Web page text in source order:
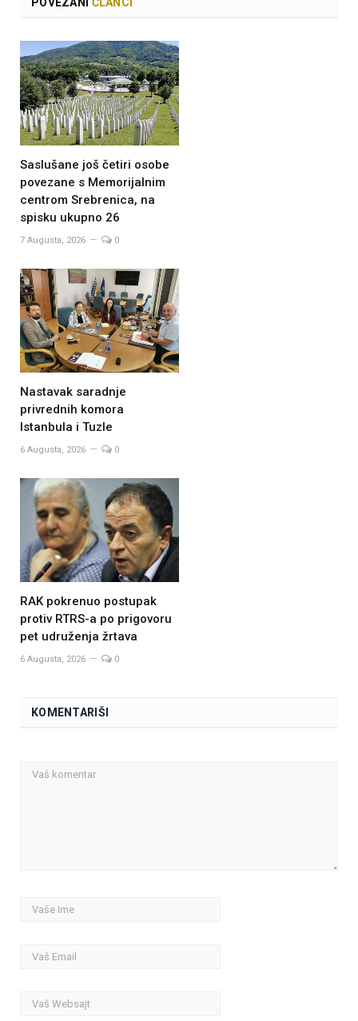
POVEZANI ČLANCI
Saslušane još četiri osobe
povezane s Memorijalnim
centrom Srebrenica, na
spisku ukupno 26
7 Augusta, 2026 0
Nastavak saradnje
privrednih komora
Istanbula i Tuzle
6 Augusta, 2026 0
RAK pokrenuo postupak
protiv RTRS-a po prigovoru
pet udruženja žrtava
6 Augusta, 2026 0
KOMENTARIŠI